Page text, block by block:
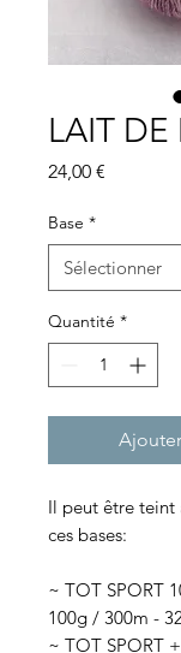
LAIT DE
24,00 €
Base *
Quantité *
Il peut être teint
ces bases:
~ TOT SPORT
100g / 300m -
~ TOT SPORT